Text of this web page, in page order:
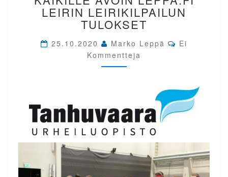
LEPPA.FI
LEIRIN
LEIRIKILPAILUN
TULOKSET
LEIRIN LEIRIKILPAILUN
TULOKSET
25.10.2020 Marko Leppä Comments
Ei
Kommentteja